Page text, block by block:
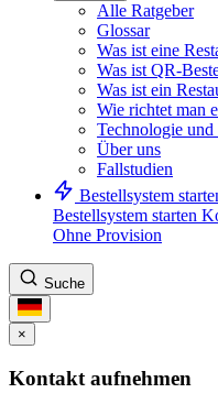
Alle Ratgeber
Glossar
Was ist eine
Was ist QR-
Was ist ein
Wie richtet man
Technologie und
Über uns
Fallstudien
Bestellsystem
Bestellsystem starten
Ohne Provision
Suche
×
Kontakt aufnehmen